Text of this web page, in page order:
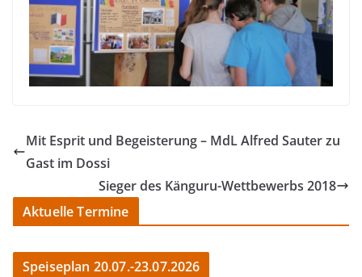
Mit Esprit und Begeisterung – MdL Alfred Sauter zu
Gast im Dossi
Sieger des Känguru-Wettbewerbs 2018
Aktuelle Termine
Speiseplan 20.07.-23.07.2026